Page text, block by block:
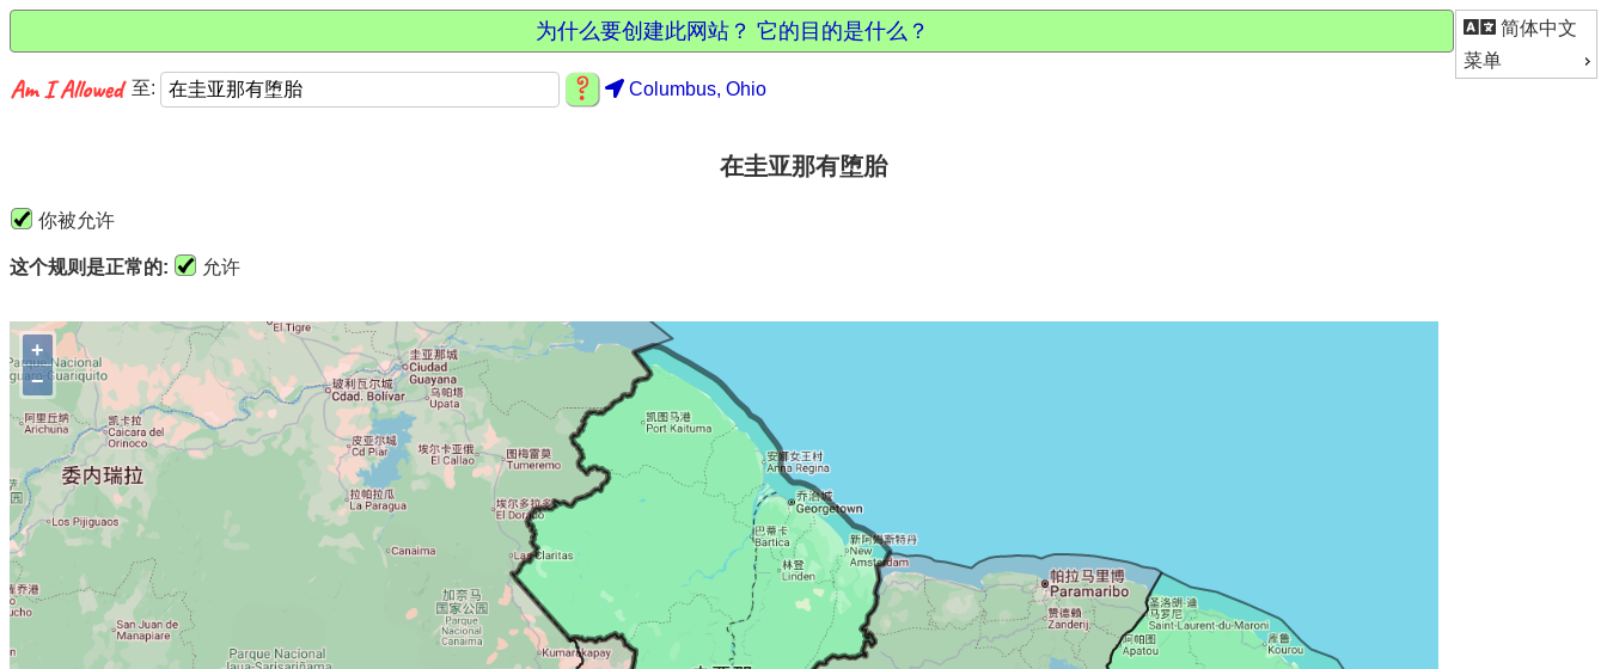
简体中文
菜单
为什么要创建此网站？ 它的目的是什么？
至: Columbus, Ohio
在圭亚那有堕胎
你被允许
这个规则是正常的: 允许
+
−